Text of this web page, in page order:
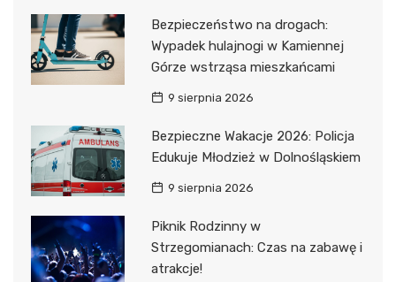
Bezpieczeństwo na drogach:
Wypadek hulajnogi w Kamiennej
Górze wstrząsa mieszkańcami
9 sierpnia 2026
Bezpieczne Wakacje 2026: Policja
Edukuje Młodzież w Dolnośląskiem
9 sierpnia 2026
Piknik Rodzinny w
Strzegomianach: Czas na zabawę i
atrakcje!